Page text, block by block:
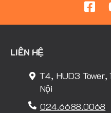
LIÊN HỆ
T4, HUD3 Tower,
Nội
024.6688.0068